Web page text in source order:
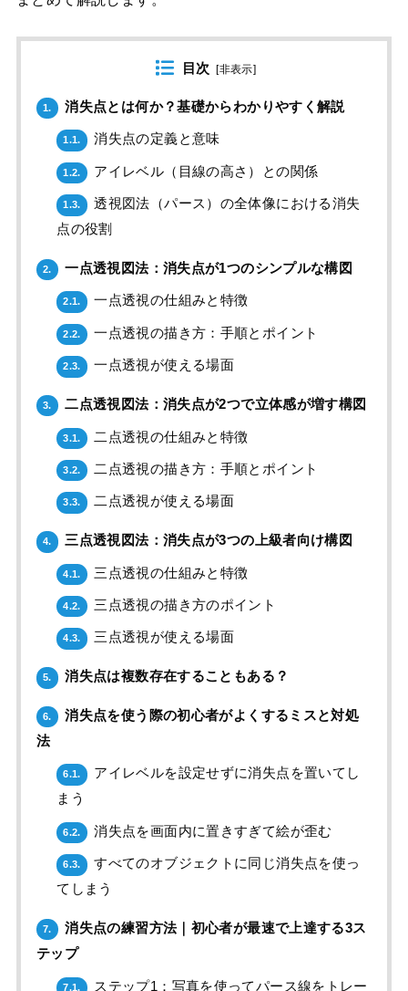
目次 [非表示]
1. 消失点とは何か？基礎からわかりやすく解説
1.1. 消失点の定義と意味
1.2. アイレベル（目線の高さ）との関係
1.3.
透視図法（パース）の全体像における消失
点の役割
2. 一点透視図法：消失点が1つのシンプルな構図
2.1. 一点透視の仕組みと特徴
2.2. 一点透視の描き方：手順とポイント
2.3. 一点透視が使える場面
3. 二点透視図法：消失点が2つで立体感が増す構図
3.1. 二点透視の仕組みと特徴
3.2. 二点透視の描き方：手順とポイント
3.3. 二点透視が使える場面
4. 三点透視図法：消失点が3つの上級者向け構図
4.1. 三点透視の仕組みと特徴
4.2. 三点透視の描き方のポイント
4.3. 三点透視が使える場面
5. 消失点は複数存在することもある？
6.
消失点を使う際の初心者がよくするミスと対処
法
6.1.
アイレベルを設定せずに消失点を置いてし
まう
6.2. 消失点を画面内に置きすぎて絵が歪む
6.3.
すべてのオブジェクトに同じ消失点を使っ
てしまう
7.
消失点の練習方法｜初心者が最速で上達する3ス
テップ
7.1. ステップ1：写真を使ってパース線をトレー